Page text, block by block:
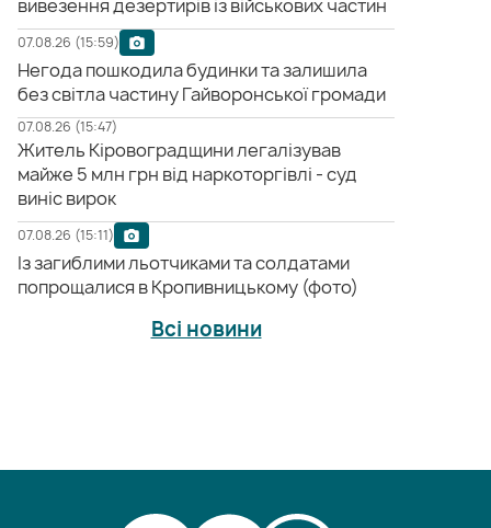
вивезення дезертирів із військових частин
07.08.26 (15:59)
Негода пошкодила будинки та залишила
без світла частину Гайворонської громади
07.08.26 (15:47)
Житель Кіровоградщини легалізував
майже 5 млн грн від наркоторгівлі - суд
виніс вирок
07.08.26 (15:11)
Із загиблими льотчиками та солдатами
попрощалися в Кропивницькому (фото)
Всі новини